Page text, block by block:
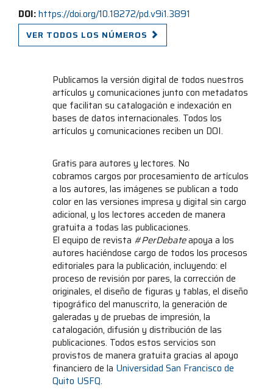
DOI:https://doi.org/10.18272/pd.v9i1.3891
VER TODOS LOS NÚMEROS
Publicamos la versión digital de todos nuestros
artículos y comunicaciones junto con metadatos
que facilitan su catalogación e indexación en
bases de datos internacionales. Todos los
artículos y comunicaciones reciben un DOI.
Gratis para autores y lectores. No
cobramos cargos por procesamiento de artículos
a los autores, las imágenes se publican a todo
color en las versiones impresa y digital sin cargo
adicional, y los lectores acceden de manera
gratuita a todas las publicaciones.
El equipo de revista #PerDebateapoya a los
autores haciéndose cargo de todos los procesos
editoriales para la publicación, incluyendo: el
proceso de revisión por pares, la corrección de
originales, el diseño de figuras y tablas, el diseño
tipográfico del manuscrito, la generación de
galeradas y de pruebas de impresión, la
catalogación, difusión y distribución de las
publicaciones. Todos estos servicios son
provistos de manera gratuita gracias al apoyo
financiero de la Universidad San Francisco de
Quito USFQ.